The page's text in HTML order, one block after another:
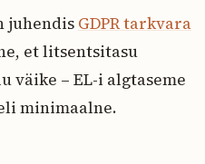
juhendis GDPR tarkvara
et litsentsitasu
väike – EL-i algtaseme
minimaalne.